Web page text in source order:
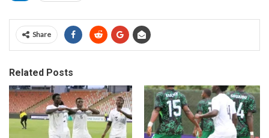
Share
Related Posts